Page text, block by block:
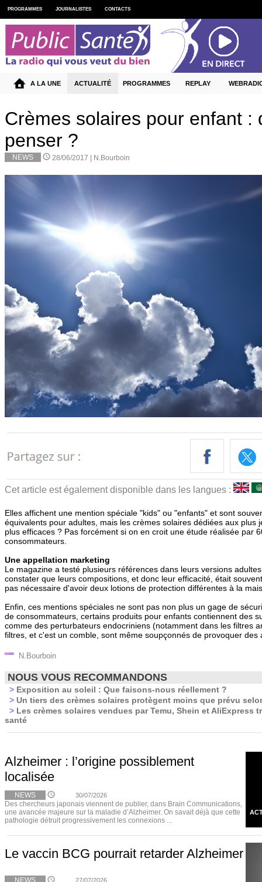
Crèmes solaires pour enfant :
penser ?
NEWS 28/06/2017 | N.Bourboin
Cet article est également disponible dans les langues :
Elles affichent une mention spéciale "kids" ou "enfants" et sont
équivalents pour adultes, mais les crèmes solaires dédiées aux plus
plus efficaces ? Pas forcément si on en croit une étude réalisée par
consommateurs.
Une appellation marketing
Le magazine a testé plusieurs références dans leurs versions
constater que leurs compositions, et donc leur efficacité, était
pas nécessaire d'avoir deux lotions de protection différentes à la
Enfin, ces mentions spéciales ne sont pas non plus un gage de
de consommateurs, certains produits pour enfants contiennent des
comme des perturbateurs endocriniens (notamment dans les filtres
filtres, et c'est un comble, sont même soupçonnés de provoquer des
N.Bourboin
NOUS VOUS RECOMMANDONS
> Exposition au soleil : Que faisons-nous réellement ?
> Un tiers des crèmes solaires protègent moins que prévu
> Les crèmes solaires vendues par Temu, Shein et AliExpress
santé
Alzheimer : l’origine possiblement
localisée
NEWS 30/07/2026
Des chercheurs japonais viennent de publier, dans Brain Communications,
une avancée majeure sur la maladie d’Alzheimer. On savait déjà que cette
pathologie détruit progressivement les connexions ...
Le vaccin BCG pourrait retarder Alzheimer
NEWS 27/07/2026
PROGRAMMES JOURNALISTES CONTACTS
A LA UNE ACTUALITÉ PROGRAMMES REPLAY